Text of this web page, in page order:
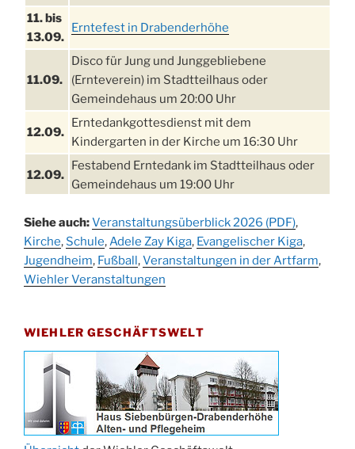
11. bis
13.09.
Erntefest in Drabenderhöhe
11.09.
Disco für Jung und Junggebliebene
(Ernteverein) im Stadtteilhaus oder
Gemeindehaus um 20:00 Uhr
12.09.
Erntedankgottesdienst mit dem
Kindergarten in der Kirche um 16:30 Uhr
12.09.
Festabend Erntedank im Stadtteilhaus oder
Gemeindehaus um 19:00 Uhr
13.09.
Stadtteilhaus um 14:00 Uhr
19.09.
Schlagerabend im Stadtteilhaus
Drabenderhöhe
Kinderbibeltag im Ev. Gemeindehaus von 10-
12 Uhr
09.10.
Afterwork-Andacht um 18:00 Uhr in der
Kirche
10.10.
Sandmännchen-Gottesdienst in der Kirche
Siehe auch:Veranstaltungsüberblick 2026 (PDF),
Kirche, Schule,Adele Zay Kiga, Evangelischer Kiga,
Jugendheim, Fußball ,Veranstaltungen in der Artfarm,
Wiehler Veranstaltungen
WIEHLER GESCHÄFTSWELT